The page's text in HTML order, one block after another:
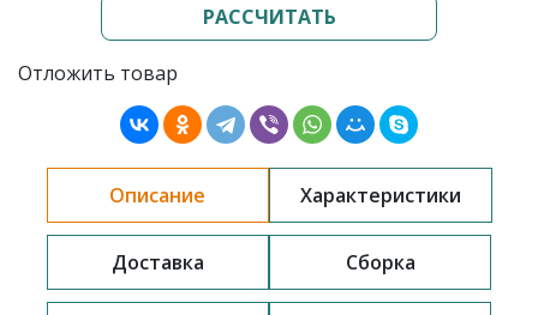
РАССЧИТАТЬ
Отложить товар
Описание Характеристики
Доставка Сборка